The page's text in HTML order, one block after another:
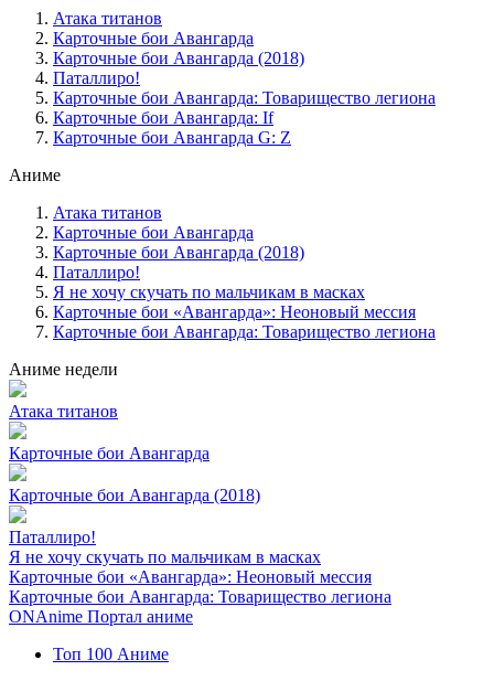
Атака титанов
Карточные бои Авангарда
Карточные бои Авангарда (2018)
Паталлиро!
Карточные бои Авангарда: Товарищество легиона
Карточные бои Авангарда: If
Карточные бои Авангарда G: Z
Аниме
Атака титанов
Карточные бои Авангарда
Карточные бои Авангарда (2018)
Паталлиро!
Я не хочу скучать по мальчикам в масках
Карточные бои «Авангарда»: Неоновый мессия
Карточные бои Авангарда: Товарищество легиона
Аниме недели
Атака титанов
Карточные бои Авангарда
Карточные бои Авангарда (2018)
Паталлиро!
Я не хочу скучать по мальчикам в масках
Карточные бои «Авангарда»: Неоновый мессия
Карточные бои Авангарда: Товарищество легиона
ONAnime Портал аниме
Топ 100 Аниме